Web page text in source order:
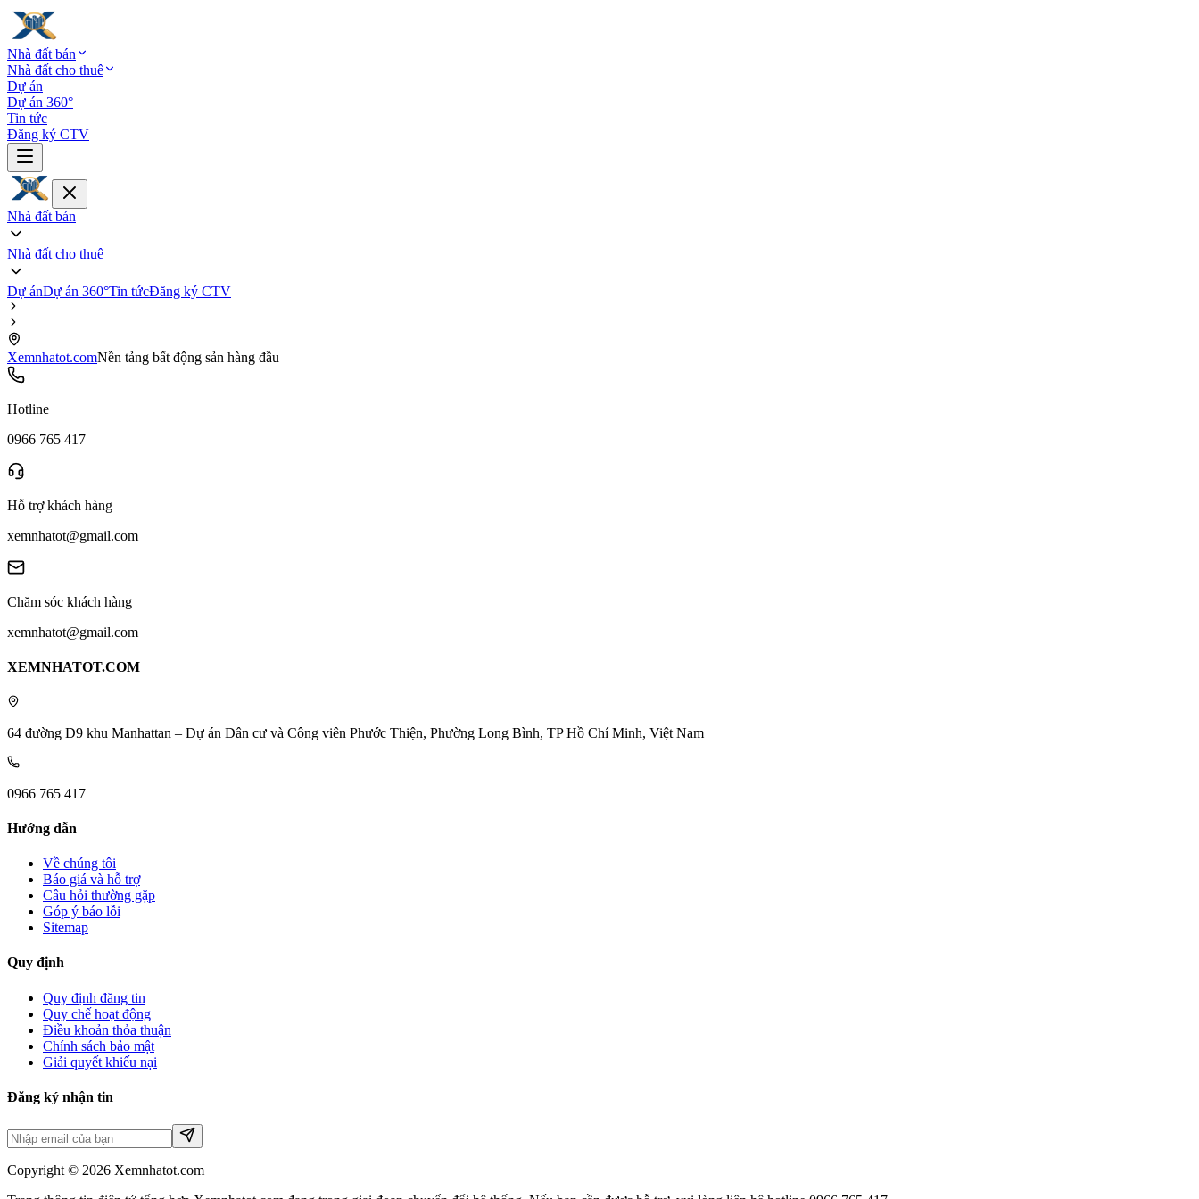
Nhà đất bán
Nhà đất cho thuê
Dự án
Dự án 360°
Tin tức
Đăng ký CTV
Nhà đất bán
Nhà đất cho thuê
Dự ánDự án 360°Tin tứcĐăng ký CTV
Xemnhatot.comNền tảng bất động sản hàng đầu
Hotline
0966 765 417
Hỗ trợ khách hàng
xemnhatot@gmail.com
Chăm sóc khách hàng
xemnhatot@gmail.com
XEMNHATOT.COM
64 đường D9 khu Manhattan – Dự án Dân cư và Công viên Phước Thiện, Phường Long Bình, TP Hồ Chí Minh, Việt Nam
0966 765 417
Hướng dẫn
Về chúng tôi
Báo giá và hỗ trợ
Câu hỏi thường gặp
Góp ý báo lỗi
Sitemap
Quy định
Quy định đăng tin
Quy chế hoạt động
Điều khoản thỏa thuận
Chính sách bảo mật
Giải quyết khiếu nại
Đăng ký nhận tin
Copyright © 2026 Xemnhatot.com